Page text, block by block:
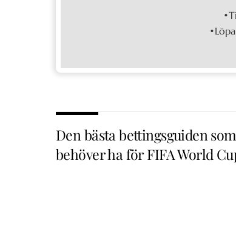
Den bästa bettingsguiden
behöver ha för FIFA World